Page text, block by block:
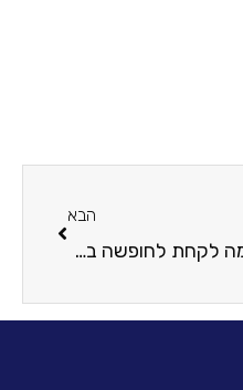
הבא
מה לקחת לחופשה באילת: רשימת ציוד חיוני לקמפינג מושלם